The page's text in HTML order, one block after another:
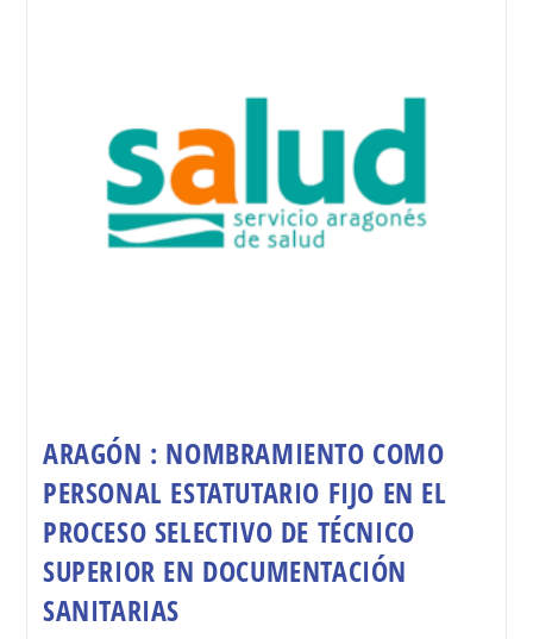
ARAGÓN : NOMBRAMIENTO COMO
PERSONAL ESTATUTARIO FIJO EN EL
PROCESO SELECTIVO DE TÉCNICO
SUPERIOR EN DOCUMENTACIÓN
SANITARIAS